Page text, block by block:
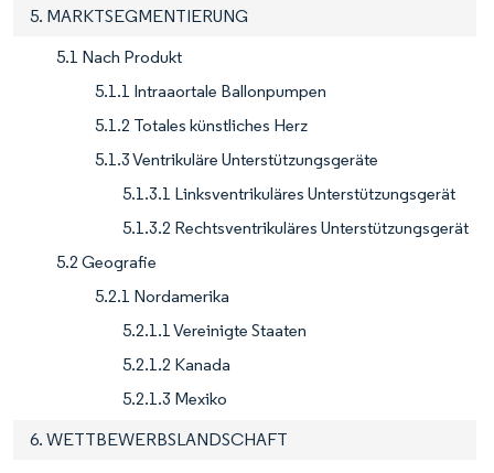
5. MARKTSEGMENTIERUNG
5.1 Nach Produkt
5.1.1 Intraaortale Ballonpumpen
5.1.2 Totales künstliches Herz
5.1.3 Ventrikuläre Unterstützungsgeräte
5.1.3.1 Linksventrikuläres Unterstützungsgerät
5.1.3.2 Rechtsventrikuläres Unterstützungsgerät
5.2 Geografie
5.2.1 Nordamerika
5.2.1.1 Vereinigte Staaten
5.2.1.2 Kanada
5.2.1.3 Mexiko
6. WETTBEWERBSLANDSCHAFT